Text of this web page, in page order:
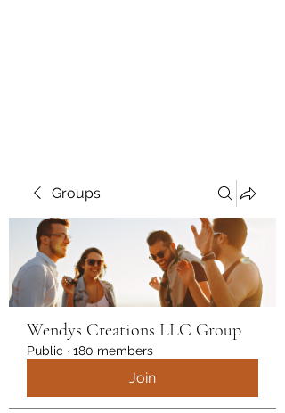
Groups
Wendys Creations LLC Group
Public · 180 members
Join